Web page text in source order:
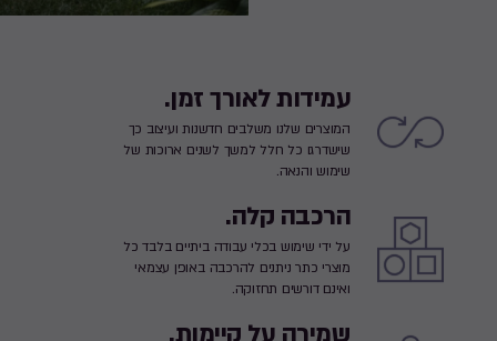
עמידות לאורך זמן.
המוצרים שלנו משלבים חדשנות ועיצוב כך
שישדרגו כל חלל למשך לשנים ארוכות של
שימוש והנאה.
הרכבה קלה.
על ידי שימוש בכלי עבודה ביתיים בלבד כל
מוצרי כתר ניתנים להרכבה באופן עצמאי
ואינם דורשים תחזוקה.
שמירה על קיימות.